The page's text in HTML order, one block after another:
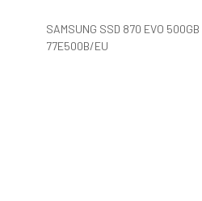
SAMSUNG SSD 870 EVO
77E500B/EU